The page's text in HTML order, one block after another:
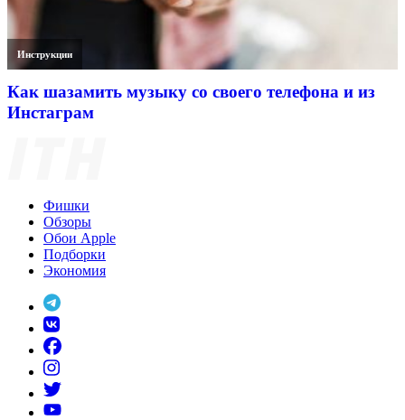
Инструкции
Как шазамить музыку со своего телефона и из
Инстаграм
Фишки
Обзоры
Обои Apple
Подборки
Экономия